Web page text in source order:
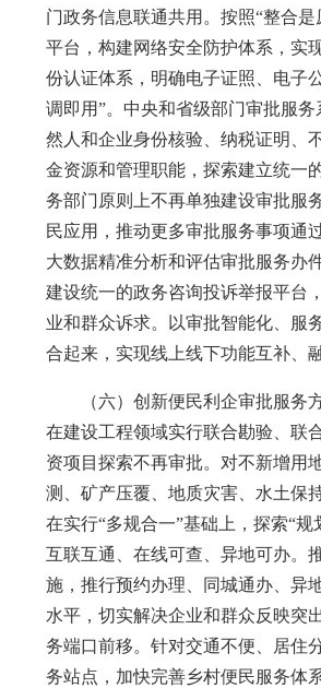
门政务信息联通共用。按照“整合
平台，构建网络安全防护体系，实
份认证体系，明确电子证照、电子
调即用”。中央和省级部门审批服
然人和企业身份核验、纳税证明、
金资源和管理职能，探索建立统一
务部门原则上不再单独建设审批服
民应用，推动更多审批服务事项通
大数据精准分析和评估审批服务办
建设统一的政务咨询投诉举报平台
业和群众诉求。以审批智能化、服
合起来，实现线上线下功能互补、
（六）创新便民利企审批服务方
在建设工程领域实行联合勘验、联
资项目探索不再审批。对不新增用
测、矿产压覆、地质灾害、水土保
在实行“多规合一”基础上，探索“
互联互通、在线可查、异地可办。
施，推行预约办理、同城通办、异
水平，切实解决企业和群众反映突
务端口前移。针对交通不便、居住
务站点，加快完善乡村便民服务体系